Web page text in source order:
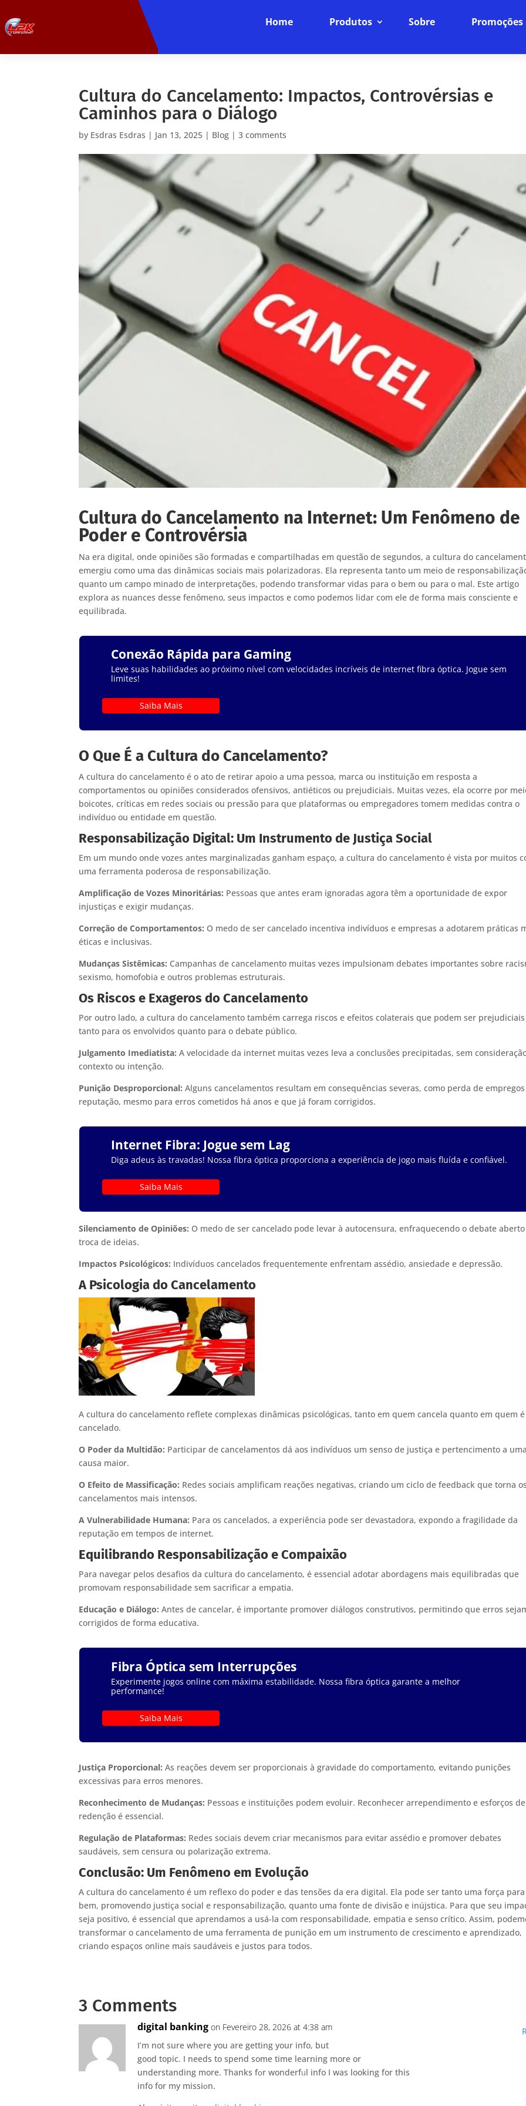
Home Produtos Sobre Promoções
Cultura do Cancelamento: Impactos, Controvérsias e
Caminhos para o Diálogo
by Esdras Esdras | Jan 13, 2025 | Blog |3 comments
Cultura do Cancelamento na Internet: Um Fenômeno de
Poder e Controvérsia
Na era digital, onde opiniões são formadas e compartilhadas em questão de segundos, a cultura do
emergiu como uma das dinâmicas sociais mais polarizadoras. Ela representa tanto um meio de
quanto um campo minado de interpretações, podendo transformar vidas para o bem ou para o mal. Este artigo
explora as nuances desse fenômeno, seus impactos e como podemos lidar com ele de forma mais consciente e
equilibrada.
Conexão Rápida para Gaming
Leve suas habilidades ao próximo nível com velocidades incríveis de internet fibra óptica. Jogue sem
limites!
Saiba Mais
O Que É a Cultura do Cancelamento?
A cultura do cancelamento é o ato de retirar apoio a uma pessoa, marca ou instituição em resposta a
comportamentos ou opiniões considerados ofensivos, antiéticos ou prejudiciais. Muitas vezes, ela ocorre por
boicotes, críticas em redes sociais ou pressão para que plataformas ou empregadores tomem medidas contra o
indivíduo ou entidade em questão.
Responsabilização Digital: Um Instrumento de Justiça Social
Em um mundo onde vozes antes marginalizadas ganham espaço, a cultura do cancelamento é vista por muitos
uma ferramenta poderosa de responsabilização.
Amplificação de Vozes Minoritárias: Pessoas que antes eram ignoradas agora têm a oportunidade de expor
injustiças e exigir mudanças.
Correção de Comportamentos: O medo de ser cancelado incentiva indivíduos e empresas a adotarem práticas
éticas e inclusivas.
Mudanças Sistêmicas: Campanhas de cancelamento muitas vezes impulsionam debates importantes sobre
sexismo, homofobia e outros problemas estruturais.
Os Riscos e Exageros do Cancelamento
Por outro lado, a cultura do cancelamento também carrega riscos e efeitos colaterais que podem ser prejudiciais
tanto para os envolvidos quanto para o debate público.
Julgamento Imediatista: A velocidade da internet muitas vezes leva a conclusões precipitadas, sem
contexto ou intenção.
Punição Desproporcional: Alguns cancelamentos resultam em consequências severas, como perda de
reputação, mesmo para erros cometidos há anos e que já foram corrigidos.
Internet Fibra: Jogue sem Lag
Diga adeus às travadas! Nossa fibra óptica proporciona a experiência de jogo mais fluída e confiável.
Saiba Mais
Silenciamento de Opiniões: O medo de ser cancelado pode levar à autocensura, enfraquecendo o debate
troca de ideias.
Impactos Psicológicos: Indivíduos cancelados frequentemente enfrentam assédio, ansiedade e depressão.
A Psicologia do Cancelamento
A cultura do cancelamento reflete complexas dinâmicas psicológicas, tanto em quem cancela quanto em quem é
cancelado.
O Poder da Multidão: Participar de cancelamentos dá aos indivíduos um senso de justiça e pertencimento a
causa maior.
O Efeito de Massificação: Redes sociais amplificam reações negativas, criando um ciclo de feedback que torna
cancelamentos mais intensos.
A Vulnerabilidade Humana: Para os cancelados, a experiência pode ser devastadora, expondo a fragilidade da
reputação em tempos de internet.
Equilibrando Responsabilização e Compaixão
Para navegar pelos desafios da cultura do cancelamento, é essencial adotar abordagens mais equilibradas que
promovam responsabilidade sem sacrificar a empatia.
Educação e Diálogo: Antes de cancelar, é importante promover diálogos construtivos, permitindo que erros
corrigidos de forma educativa.
Fibra Óptica sem Interrupções
Experimente jogos online com máxima estabilidade. Nossa fibra óptica garante a melhor
performance!
Saiba Mais
Justiça Proporcional: As reações devem ser proporcionais à gravidade do comportamento, evitando punições
excessivas para erros menores.
Reconhecimento de Mudanças: Pessoas e instituições podem evoluir. Reconhecer arrependimento e esforços de
redenção é essencial.
Regulação de Plataformas: Redes sociais devem criar mecanismos para evitar assédio e promover debates
saudáveis, sem censura ou polarização extrema.
Conclusão: Um Fenômeno em Evolução
A cultura do cancelamento é um reflexo do poder e das tensões da era digital. Ela pode ser tanto uma força
bem, promovendo justiça social e responsabilização, quanto uma fonte de divisão e inújstica. Para que seu
seja positivo, é essencial que aprendamos a usá-la com responsabilidade, empatia e senso crítico. Assim,
transformar o cancelamento de uma ferramenta de punição em um instrumento de crescimento e aprendizado,
criando espaços online mais saudáveis e justos para todos.
3 Comments
digital banking on Fevereiro 28, 2026 at 4:38 am
І’m not sure where you are getting your info, but
good topic. I needs to spend some time learning more or
understanding more. Thanks fοr wonderfᥙl info I was looking for this
info for my missiοn.